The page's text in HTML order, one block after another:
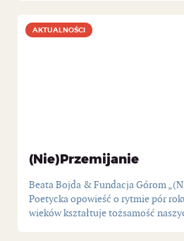
(Nie)Przemijanie
AKTUALNOŚCI
Beata Bojda & Fundacja Górom
Poetycka opowieść o rytmie pór
wieków kształtuje tożsamość
AKTUALNOŚCI